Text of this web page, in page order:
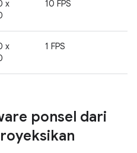
x
10 FPS
x
1 FPS
ponsel dari